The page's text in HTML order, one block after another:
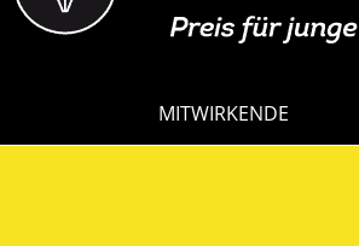
NAVIGATION
MITWIRKENDE